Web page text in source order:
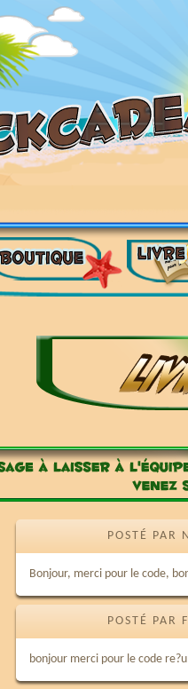
POSTÉ
Bonjour, merci pour le code,
POSTÉ PAR
bonjour merci pour le code